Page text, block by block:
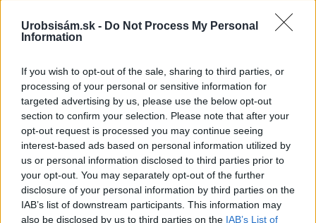
Urobsisám.sk - Do Not Process My Personal
Information
If you wish to opt-out of the sale, sharing to third parties, or
processing of your personal or sensitive information for
targeted advertising by us, please use the below opt-out
section to confirm your selection. Please note that after your
opt-out request is processed you may continue seeing
interest-based ads based on personal information utilized by
us or personal information disclosed to third parties prior to
your opt-out. You may separately opt-out of the further
disclosure of your personal information by third parties on the
IAB’s list of downstream participants. This information may
also be disclosed by us to third parties on the IAB’s List of
Môže aspirín zachrániť
ochabnuté izbové
rastliny? Pravda vás
možno prekvapí
Júlový reštart uhoriek
nakladačiek: Ako ich
podporiť k druhej vlne
kvitnutia?